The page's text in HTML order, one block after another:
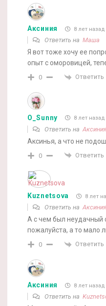
Аксиния 8 лет назад
Ответить на Маша
Я вот тоже хочу ее
опыт с оморовицей,
0 Ответить
O_Sunny 8 лет назад
Ответить на
Аксинья, а что не
0 Ответить
Kuznetsova 8 лет
Ответить на
А с чем был неудачный
пожалуйста, а то мало
0 Ответить
Аксиния 8 лет назад
Ответить на